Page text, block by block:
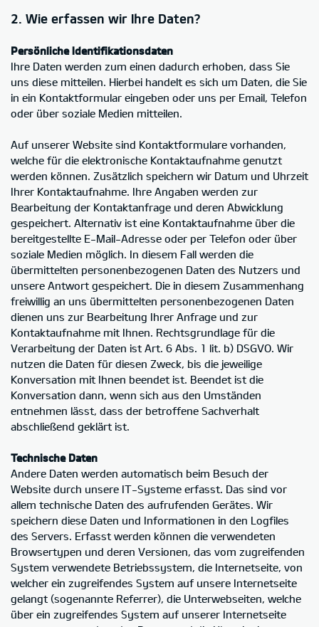
2. Wie erfassen wir Ihre Daten?
Persönliche Identifikationsdaten
Ihre Daten werden zum einen dadurch erhoben, dass Sie
uns diese mitteilen. Hierbei handelt es sich um Daten, die Sie
in ein Kontaktformular eingeben oder uns per Email, Telefon
oder über soziale Medien mitteilen.
Auf unserer Website sind Kontaktformulare vorhanden,
welche für die elektronische Kontaktaufnahme genutzt
werden können. Zusätzlich speichern wir Datum und Uhrzeit
Ihrer Kontaktaufnahme. Ihre Angaben werden zur
Bearbeitung der Kontaktanfrage und deren Abwicklung
gespeichert. Alternativ ist eine Kontaktaufnahme über die
bereitgestellte E-Mail-Adresse oder per Telefon oder über
soziale Medien möglich. In diesem Fall werden die
übermittelten personenbezogenen Daten des Nutzers und
unsere Antwort gespeichert. Die in diesem Zusammenhang
freiwillig an uns übermittelten personenbezogenen Daten
dienen uns zur Bearbeitung Ihrer Anfrage und zur
Kontaktaufnahme mit Ihnen. Rechtsgrundlage für die
Verarbeitung der Daten ist Art. 6 Abs. 1 lit. b) DSGVO. Wir
nutzen die Daten für diesen Zweck, bis die jeweilige
Konversation mit Ihnen beendet ist. Beendet ist die
Konversation dann, wenn sich aus den Umständen
entnehmen lässt, dass der betroffene Sachverhalt
abschließend geklärt ist.
Technische Daten
Andere Daten werden automatisch beim Besuch der
Website durch unsere IT-Systeme erfasst. Das sind vor
allem technische Daten des aufrufenden Gerätes. Wir
speichern diese Daten und Informationen in den Logfiles
des Servers. Erfasst werden können die verwendeten
Browsertypen und deren Versionen, das vom zugreifenden
System verwendete Betriebssystem, die Internetseite, von
welcher ein zugreifendes System auf unsere Internetseite
gelangt (sogenannte Referrer), die Unterwebseiten, welche
über ein zugreifendes System auf unserer Internetseite